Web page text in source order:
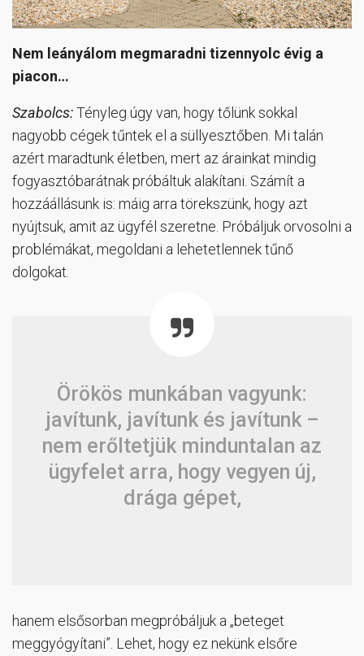
Nem leányálom megmaradni tizennyolc évig a
piacon…
Szabolcs:Tényleg úgy van, hogy tőlünk sokkal
nagyobb cégek tűntek el a süllyesztőben. Mi talán
azért maradtunk életben, mert az árainkat mindig
fogyasztóbarátnak próbáltuk alakítani. Számít a
hozzáállásunk is: máig arra törekszünk, hogy azt
nyújtsuk, amit az ügyfél szeretne. Próbáljuk orvosolni a
problémákat, megoldani a lehetetlennek tűnő
dolgokat.
Örökös munkában vagyunk:
javítunk, javítunk és javítunk –
nem erőltetjük minduntalan az
ügyfelet arra, hogy vegyen új,
drága gépet,
hanem elsősorban megpróbáljuk a „beteget
meggyógyítani”. Lehet, hogy ez nekünk elsőre